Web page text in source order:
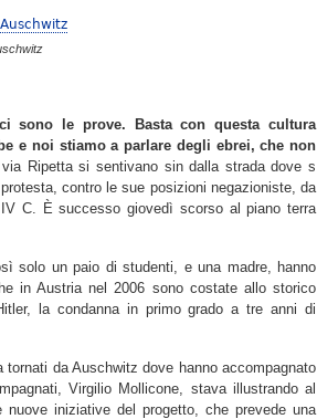
sono le prove. Basta con questa cultura
e noi stiamo a parlare degli ebrei, che non
Ripetta si sentivano sin dalla strada dove s
contro le sue posizioni negazioniste, da
C. È successo giovedì scorso al piano terra
solo un paio di studenti, e una madre, hanno
in Austria nel 2006 sono costate allo storico
la condanna in primo grado a tre anni di
da Auschwitz dove hanno accompagnato
Virgilio Mollicone, stava illustrando al
iniziative del progetto, che prevede una